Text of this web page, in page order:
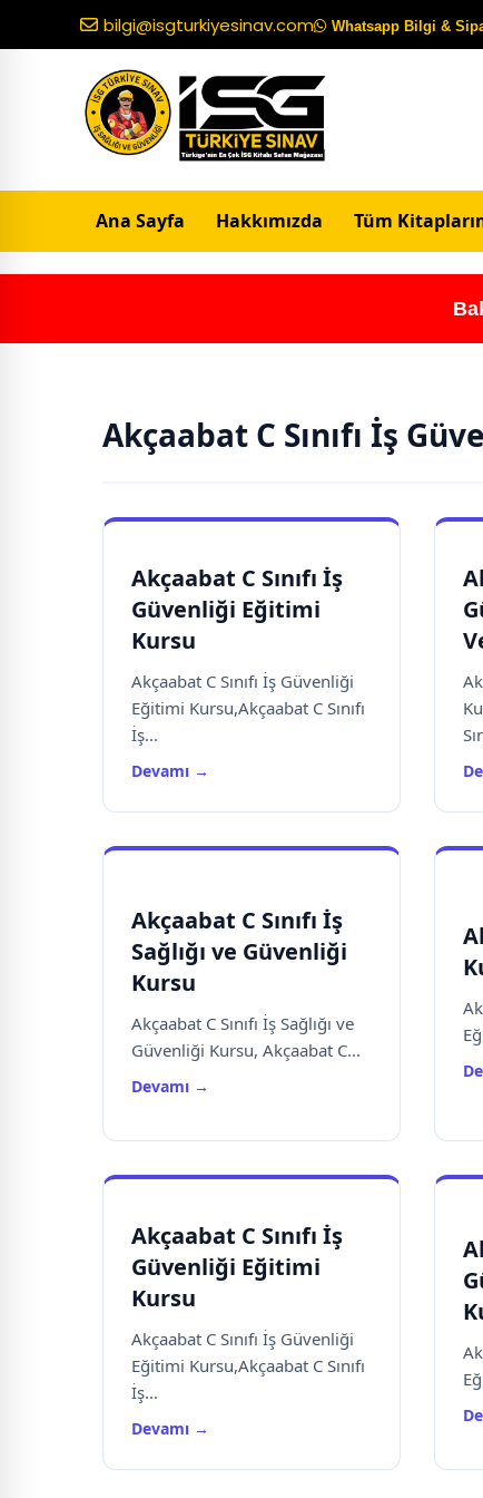
bilgi@isgturkiyesinav.com Whatsapp Bilgi &
Ana Sayfa Hakkımızda Tüm
Akçaabat C Sınıfı İş
Akçaabat C Sınıfı İş
Güvenliği Eğitimi
Kursu
Akçaabat C Sınıfı İş Güvenliği
Eğitimi Kursu,Akçaabat C Sınıfı
İş...
Devamı →
Akçaabat C Sınıfı İş
Sağlığı ve Güvenliği
Kursu
Akçaabat C Sınıfı İş Sağlığı ve
Güvenliği Kursu, Akçaabat C...
Devamı →
Akçaabat C Sınıfı İş
Güvenliği Eğitimi
Kursu
Akçaabat C Sınıfı İş Güvenliği
Eğitimi Kursu,Akçaabat C Sınıfı
İş...
Devamı →